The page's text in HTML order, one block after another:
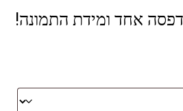
אחד ומידת התמונה!